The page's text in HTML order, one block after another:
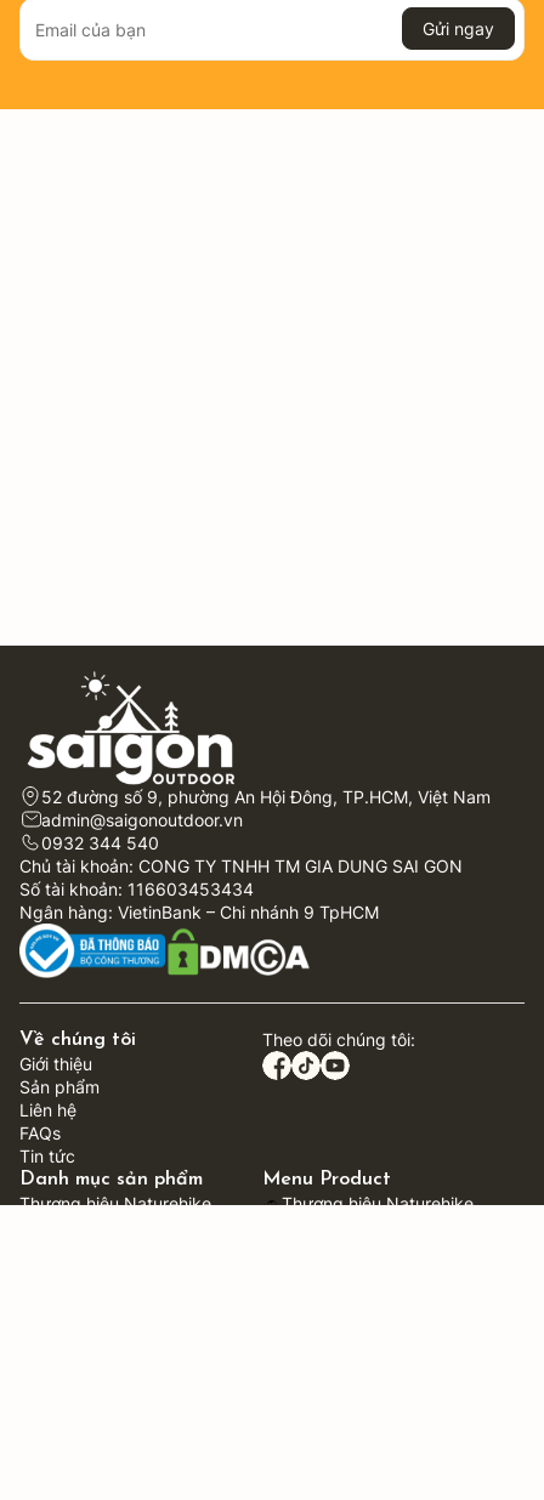
Gửi ngay
Về chúng tôi
Giới thiệu
Sản phẩm
Liên hệ
FAQs
Tin tức
Theo dõi chúng tôi:
Danh mục sản phẩm
Thương hiệu Naturehike
Menu Product
Thương hiệu Naturehike
52 đường số 9, phường An Hội Đông, TP.HCM, Việt Nam
admin@saigonoutdoor.vn
0932 344 540
Chủ tài khoản: CONG TY TNHH TM GIA DUNG SAI GON
Số tài khoản: 116603453434
Ngân hàng: VietinBank – Chi nhánh 9 TpHCM